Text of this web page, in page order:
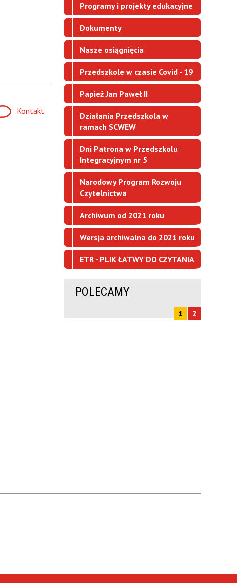
Kontakt
Programy i projekty edukacyjne
Dokumenty
Nasze osiągnięcia
Przedszkole w czasie Covid - 19
Papież Jan Paweł II
Działania Przedszkola w
ramach SCWEW
Dni Patrona w Przedszkolu
Integracyjnym nr 5
Narodowy Program Rozwoju
Czytelnictwa
Archiwum od 2021 roku
Wersja archiwalna do 2021 roku
ETR - PLIK ŁATWY DO CZYTANIA
POLECAMY
1 2